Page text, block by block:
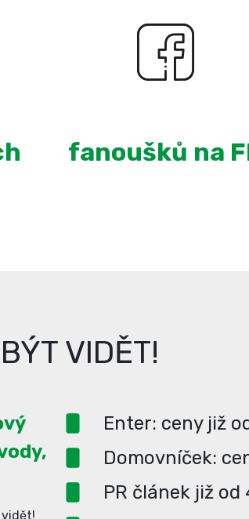
fanoušků na
VIDĚT!
Enter: ceny již
Domovníček:
PR článek již od